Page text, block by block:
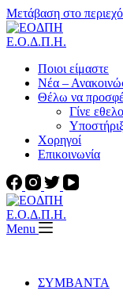
Μετάβαση στο
Ε.Ο.Δ.Π.Η.
Ποιοι είμαστε
Νέα –
Θέλω να
Γίνε
Χορηγοί
Επικοινωνία
Ε.Ο.Δ.Π.Η.
Menu
ΣΥΜΒΑΝΤΑ